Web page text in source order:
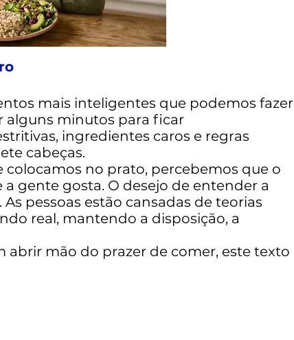
mais inteligentes que podemos fazer
alguns minutos para ficar
ingredientes caros e regras
cabeças.
no prato, percebemos que o
gente gosta. O desejo de entender a
pessoas estão cansadas de teorias
real, mantendo a disposição, a
abrir mão do prazer de comer, este texto